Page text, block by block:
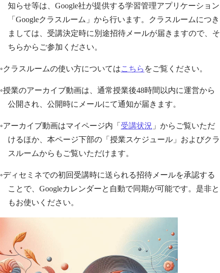
知らせ等は、Google社が提供する学習管理アプリケーション
「Googleクラスルーム」から行います。クラスルームにつき
ましては、受講決定時に別途招待メールが届きますので、そ
ちらからご参加ください。
◦クラスルームの使い方についてはこちら をご覧ください。
◦授業のアーカイブ動画は、通常授業後48時間以内に運営から
公開され、公開時にメールにて通知が届きます。
◦アーカイブ動画はマイページ内「 受講状況 」からご覧いただ
けるほか、本ページ下部の「授業スケジュール」およびクラ
スルームからもご覧いただけます。
◦ディセミネでの初回受講時に送られる招待メールを承認する
ことで、Googleカレンダーと自動で同期が可能です。是非と
もお使いください。